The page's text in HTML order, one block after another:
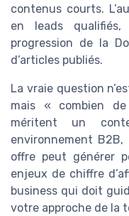
contenus courts.
en leads
progression de la
d’articles publiés.
La vraie question
mais « combien
méritent un
environnement
offre peut générer
enjeux de chiffre
business qui doit
votre approche de la